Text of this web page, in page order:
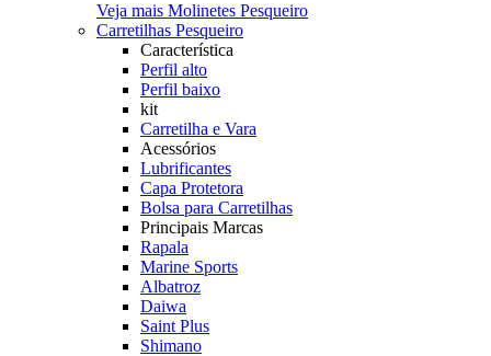
Veja mais Molinetes Pesqueiro
Carretilhas Pesqueiro
Característica
Perfil alto
Perfil baixo
kit
Carretilha e Vara
Acessórios
Lubrificantes
Capa Protetora
Bolsa para Carretilhas
Principais Marcas
Rapala
Marine Sports
Albatroz
Daiwa
Saint Plus
Shimano